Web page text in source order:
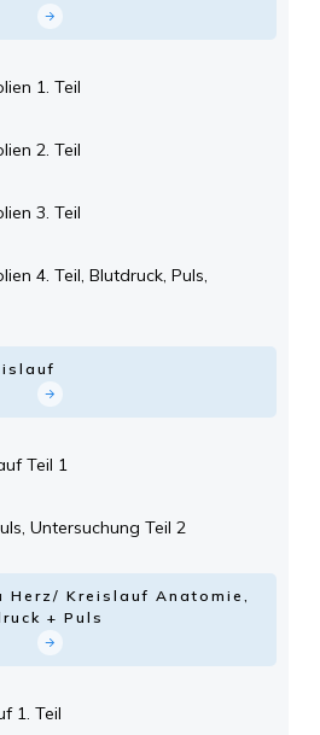
1. Teil
2. Teil
3. Teil
4. Teil, Blutdruck, Puls,
Teil 1
Untersuchung Teil 2
Herz/ Kreislauf Anatomie,
+ Puls
1. Teil